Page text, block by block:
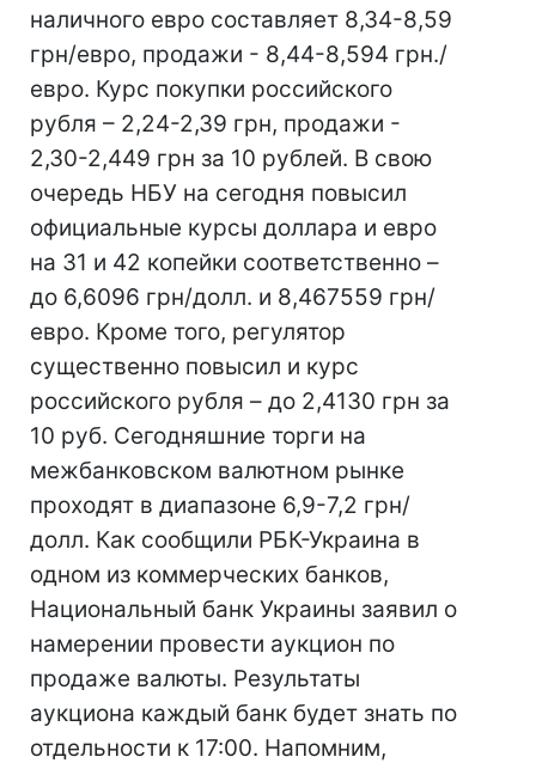
наличного евро составляет 8,34-8,59
грн/евро, продажи - 8,44-8,594 грн./
евро. Курс покупки российского
рубля – 2,24-2,39 грн, продажи -
2,30-2,449 грн за 10 рублей. В свою
очередь НБУ на сегодня повысил
официальные курсы доллара и евро
на 31 и 42 копейки соответственно –
до 6,6096 грн/долл. и 8,467559 грн/
евро. Кроме того, регулятор
существенно повысил и курс
российского рубля – до 2,4130 грн за
10 руб. Сегодняшние торги на
межбанковском валютном рынке
проходят в диапазоне 6,9-7,2 грн/
долл. Как сообщили РБК-Украина в
одном из коммерческих банков,
Национальный банк Украины заявил о
намерении провести аукцион по
продаже валюты. Результаты
аукциона каждый банк будет знать по
отдельности к 17:00. Напомним,